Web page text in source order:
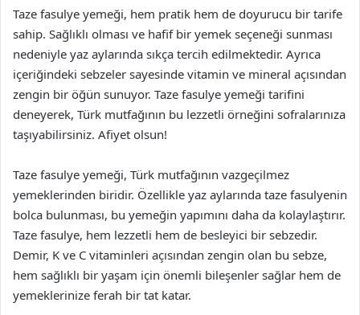
Taze fasulye yemeği, hem pratik hem de doyurucu bir tarife
sahip. Sağlıklı olması ve hafif bir yemek seçeneği sunması
nedeniyle yaz aylarında sıkça tercih edilmektedir. Ayrıca
içeriğindeki sebzeler sayesinde vitamin ve mineral açısından
zengin bir öğün sunuyor. Taze fasulye yemeği tarifini
deneyerek, Türk mutfağının bu lezzetli örneğini sofralarınıza
taşıyabilirsiniz. Afiyet olsun!
Taze fasulye yemeği, Türk mutfağının vazgeçilmez
yemeklerinden biridir. Özellikle yaz aylarında taze fasulyenin
bolca bulunması, bu yemeğin yapımını daha da kolaylaştırır.
Taze fasulye, hem lezzetli hem de besleyici bir sebzedir.
Demir, K ve C vitaminleri açısından zengin olan bu sebze,
hem sağlıklı bir yaşam için önemli bileşenler sağlar hem de
yemeklerinize ferah bir tat katar.